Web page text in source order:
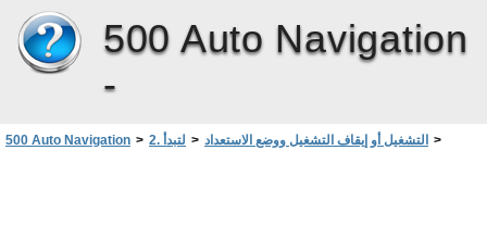
500 Auto Navigation
-
500 Auto Navigation > 2. لتبدأ > التشغيل أو إيقاف التشغيل ووضع الاستعداد >